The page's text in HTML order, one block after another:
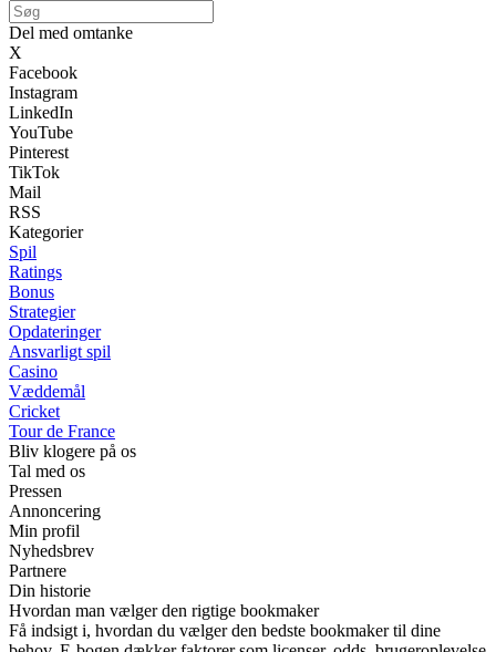
Del med omtanke
X
Facebook
Instagram
LinkedIn
YouTube
Pinterest
TikTok
Mail
RSS
Kategorier
Spil
Ratings
Bonus
Strategier
Opdateringer
Ansvarligt spil
Casino
Væddemål
Cricket
Tour de France
Bliv klogere på os
Tal med os
Pressen
Annoncering
Min profil
Nyhedsbrev
Partnere
Din historie
Hvordan man vælger den rigtige bookmaker
Få indsigt i, hvordan du vælger den bedste bookmaker til dine